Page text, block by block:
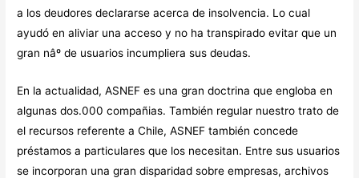
a los deudores declararse acerca de insolvencia. Lo cual
ayudó en aliviar una acceso y no ha transpirado evitar que un
gran nâº de usuarios incumpliera sus deudas.
En la actualidad, ASNEF es una gran doctrina que engloba en
algunas dos.000 compañias. También regular nuestro trato de
el recursos referente a Chile, ASNEF también concede
préstamos a particulares que los necesitan. Entre sus usuarios
se incorporan una gran disparidad sobre empresas, archivos